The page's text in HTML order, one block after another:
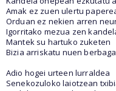
Amak ez zuen ulertu
Orduan ez nekien arren
Igorritako mezua zen
Mantek su hartuko zuketen
Bizia arriskatu nuen
Adio hogei urteen lurraldea
Senekozuloko laiotzean